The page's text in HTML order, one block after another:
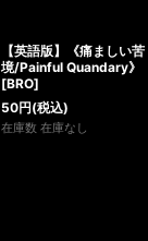
【英語版】《痛ましい苦
境/Painful Quandary》
[BRO]
50円(税込)
在庫数 在庫なし